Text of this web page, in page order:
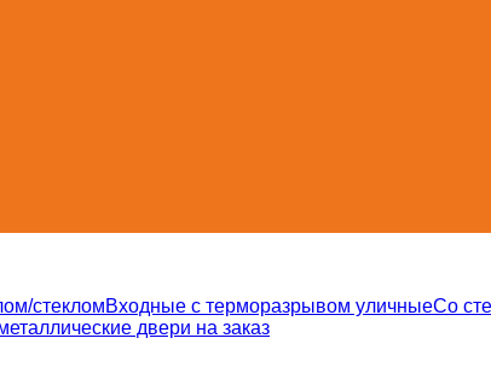
стекломВходные с терморазрывом уличныеСо
двери на заказ